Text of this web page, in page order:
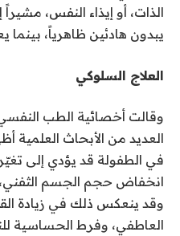
الذات، أو إيذاء النفس،
يبدون هادئين ظاهرياً، بينما
العلاج السلوكي
وقالت أخصائية الطب
العديد من الأبحاث العلمية
في الطفولة قد يؤدي إلى
انخفاض حجم الجسم الثفني،
وقد ينعكس ذلك في زيادة
العاطفي، وفرط الحساسية